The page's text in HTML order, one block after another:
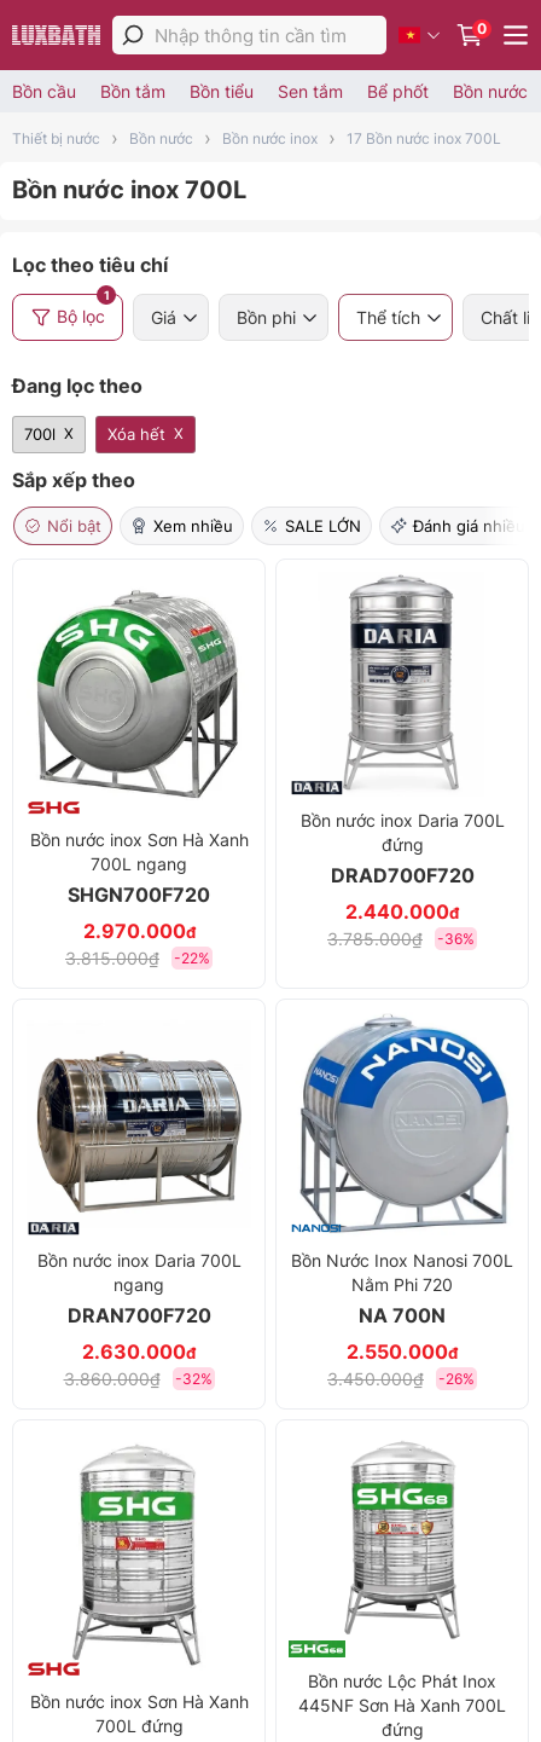
0
Bồn cầu Bồn tắm Bồn tiểu Sen tắm Bể phốt Bồn nước
Thiết bị nước Bồn nước Bồn nước inox 17 Bồn nước inox 700L
Bồn nước inox 700L
Lọc theo tiêu chí
Bộ lọc
1
Giá Bồn phi Thể tích Chất
Đang lọc theo
700l Xóa hết
Sắp xếp theo
Nổi bật Xem nhiều SALE LỚN Đánh giá nhiều
Bồn nước inox Sơn Hà Xanh
700L ngang
SHGN700F720
2.970.000đ
3.815.000₫ -22%
Bồn nước inox Daria 700L
đứng
DRAD700F720
2.440.000đ
3.785.000₫ -36%
Bồn nước inox Daria 700L
ngang
DRAN700F720
2.630.000đ
3.860.000₫ -32%
Bồn Nước Inox Nanosi 700L
Nằm Phi 720
NA 700N
2.550.000đ
3.450.000₫ -26%
Bồn nước inox Sơn Hà Xanh
700L đứng
Bồn nước Lộc Phát Inox
445NF Sơn Hà Xanh 700L
đứng